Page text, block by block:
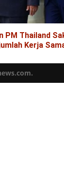
PM Thailand
Kerja